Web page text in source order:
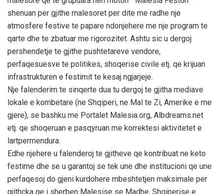
shenuan per gjithe malesoret per dite me radhe nje
atmosfere festive te papare ndonjehere me nje program te
qarte dhe te zbatuar me rigorozitet. Ashtu sic u dergoj
pershendetje te gjithe pushtetareve vendore,
perfaqesuesve te politikes, shoqerise civile etj. qe krijuan
infrastrukturen e festimit te kesaj ngjarjeje.
Nje falenderim te sinqerte dua tu dergoj te gjitha mediave
lokale e kombetare (ne Shqiperi, ne Mal te Zi, Amerike e me
gjere), se bashku me Portalet Malesia.org, Albdreams.net
etj. qe shoqeruan e pasqyruan me korrektesi aktivitetet e
lartpermendura.
Edhe njehere u falenderoj te gjitheve qe kontribuat ne keto
festime dhe se u garantoj se tek une dhe institucioni qe une
perfaqesoj do gjeni kurdohere mbeshtetjen maksimale per
gjithcka qe i sherben Malesise se Madhe, Shqiperise e